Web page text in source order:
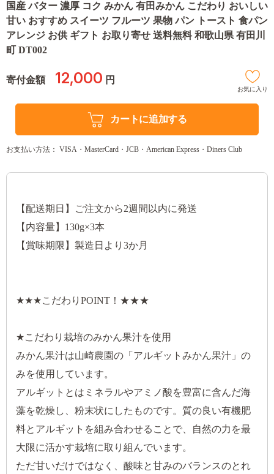
国産 バター 濃厚 コク みかん 有田みかん こだわり おいしい
甘い おすすめ スイーツ フルーツ 果物 パン トースト 食パン
アレンジ お供 ギフト お取り寄せ 送料無料 和歌山県 有田川
町 DT002
寄付金額 12,000 円
お気に入り
カートに追加する
お支払い方法： VISA・MasterCard・JCB・American Express・Diners Club
【配送期日】ご注文から2週間以内に発送
【内容量】130g×3本
【賞味期限】製造日より3か月
★★★こだわりPOINT！★★★
★こだわり栽培のみかん果汁を使用
みかん果汁は山崎農園の「アルギットみかん果汁」の
みを使用しています。
アルギットとはミネラルやアミノ酸を豊富に含んだ海
藻を乾燥し、粉末状にしたものです。質の良い有機肥
料とアルギットを組み合わせることで、自然の力を最
大限に活かす栽培に取り組んでいます。
ただ甘いだけではなく、酸味と甘みのバランスのとれ